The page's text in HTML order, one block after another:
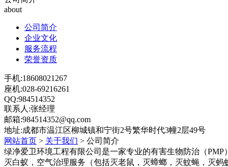
about
公司简介
企业文化
服务流程
荣誉资质
手机:18608021267
座机:028-69216261
QQ:984514352
联系人:张经理
邮箱:984514352@qq.com
地址:成都市温江区柳城镇和宁街2号繁华时代3幢2层49号
网站首页 > 关于我们 > 公司简介
绿净爱卫环境工程有限公司 是一家专业的有害生物防治（
灭白蚁，空气治理服务（包括灭老鼠，灭蟑螂，灭蚊蝇，灭